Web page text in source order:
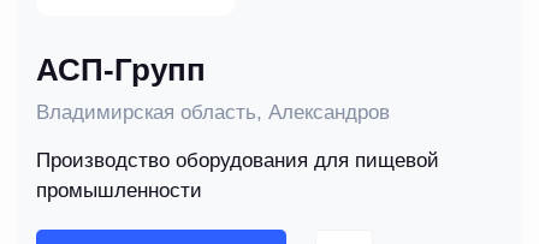
АСП-Групп
Владимирская область, Александров
Производство оборудования для пищевой
промышленности